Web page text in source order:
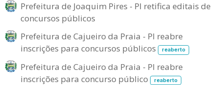
Prefeitura de Joaquim Pires - PI retifica editais de
concursos públicos
Prefeitura de Cajueiro da Praia - PI reabre
inscrições para concursos públicos
reaberto
Prefeitura de Cajueiro da Praia - PI reabre
inscrições para concurso público
reaberto